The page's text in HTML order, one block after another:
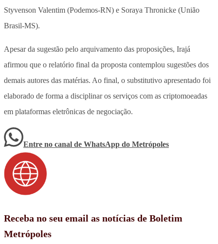
Styvenson Valentim (Podemos-RN) e Soraya Thronicke (União
Brasil-MS).
Apesar da sugestão pelo arquivamento das proposições, Irajá
afirmou que o relatório final da proposta contemplou sugestões dos
demais autores das matérias. Ao final, o substitutivo apresentado foi
elaborado de forma a disciplinar os serviços com as criptomoeadas
em plataformas eletrônicas de negociação.
Entre no canal de WhatsApp do Metrópoles
Receba no seu email as notícias de Boletim
Metrópoles